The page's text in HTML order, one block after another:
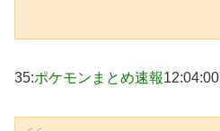
35:ポケモンまとめ速報12:04:00